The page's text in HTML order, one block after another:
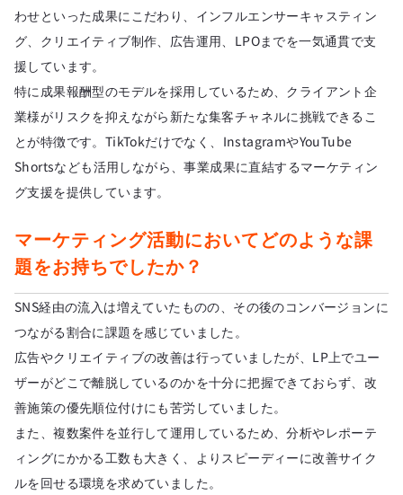
わせといった成果にこだわり、インフルエンサーキャスティン
グ、クリエイティブ制作、広告運用、LPOまでを一気通貫で支
援しています。
特に成果報酬型のモデルを採用しているため、クライアント企
業様がリスクを抑えながら新たな集客チャネルに挑戦できるこ
とが特徴です。TikTokだけでなく、InstagramやYouTube
Shortsなども活用しながら、事業成果に直結するマーケティン
グ支援を提供しています。
マーケティング活動においてどのような課
題をお持ちでしたか？
SNS経由の流入は増えていたものの、その後のコンバージョンに
つながる割合に課題を感じていました。
広告やクリエイティブの改善は行っていましたが、LP上でユー
ザーがどこで離脱しているのかを十分に把握できておらず、改
善施策の優先順位付けにも苦労していました。
また、複数案件を並行して運用しているため、分析やレポーテ
ィングにかかる工数も大きく、よりスピーディーに改善サイク
ルを回せる環境を求めていました。